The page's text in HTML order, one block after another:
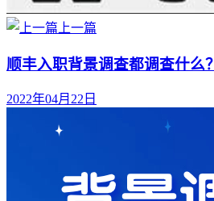
上一篇
顺丰入职背景调查都调查什么？
2022年04月22日